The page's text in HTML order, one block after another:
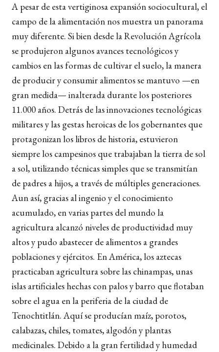
A pesar de esta vertiginosa expansión sociocultural, el
campo de la alimentación nos muestra un panorama
muy diferente. Si bien desde la Revolución Agrícola
se produjeron algunos avances tecnológicos y
cambios en las formas de cultivar el suelo, la manera
de producir y consumir alimentos se mantuvo —en
gran medida— inalterada durante los posteriores
11.000 años. Detrás de las innovaciones tecnológicas
militares y las gestas heroicas de los gobernantes que
protagonizan los libros de historia, estuvieron
siempre los campesinos que trabajaban la tierra de sol
a sol, utilizando técnicas simples que se transmitían
de padres a hijos, a través de múltiples generaciones.
Aun así, gracias al ingenio y el conocimiento
acumulado, en varias partes del mundo la
agricultura alcanzó niveles de productividad muy
altos y pudo abastecer de alimentos a grandes
poblaciones y ejércitos. En América, los aztecas
practicaban agricultura sobre las chinampas, unas
islas artificiales hechas con palos y barro que flotaban
sobre el agua en la periferia de la ciudad de
Tenochtitlán. Aquí se producían maíz, porotos,
calabazas, chiles, tomates, algodón y plantas
medicinales. Debido a la gran fertilidad y humedad